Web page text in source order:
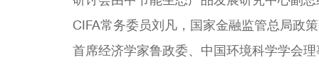
CIFA常务委员刘凡，国家金融监管总局政
首席经济学家鲁政委、中国环境科学学会